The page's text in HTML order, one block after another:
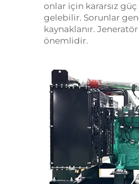
onlar için kararsız güç
gelebilir. Sorunlar
kaynaklanır.
önemlidir.